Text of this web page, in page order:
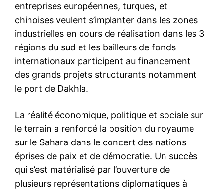
entreprises européennes, turques, et
chinoises veulent s’implanter dans les zones
industrielles en cours de réalisation dans les 3
régions du sud et les bailleurs de fonds
internationaux participent au financement
des grands projets structurants notamment
le port de Dakhla.
La réalité économique, politique et sociale sur
le terrain a renforcé la position du royaume
sur le Sahara dans le concert des nations
éprises de paix et de démocratie. Un succès
qui s’est matérialisé par l’ouverture de
plusieurs représentations diplomatiques à